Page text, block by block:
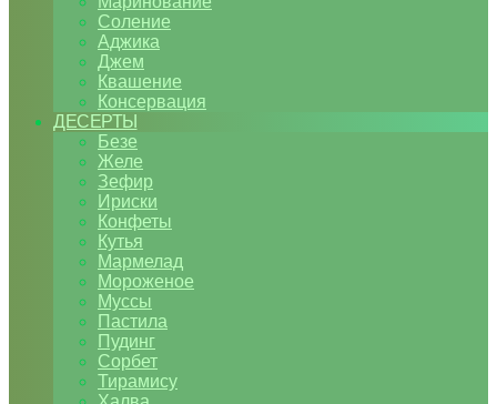
Соление
Аджика
Джем
Квашение
Консервация
ДЕСЕРТЫ
Безе
Желе
Зефир
Ириски
Конфеты
Кутья
Мармелад
Мороженое
Муссы
Пастила
Пудинг
Сорбет
Тирамису